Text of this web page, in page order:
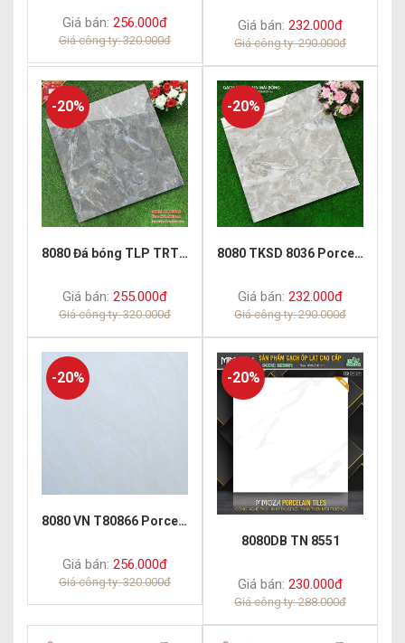
Giá bán: 256.000đ
Giá công ty: 320.000đ
Giá bán: 232.000đ
Giá công ty: 290.000đ
-20%
8080 Đá bóng TLP TRT 8809
Giá bán: 255.000đ
Giá công ty: 320.000đ
-20%
8080 TKSD 8036 Porcelain Polish
Giá bán: 232.000đ
Giá công ty: 290.000đ
-20%
8080 VN T80866 Porcelain Polish
Giá bán: 256.000đ
Giá công ty: 320.000đ
-20%
8080DB TN 8551
Giá bán: 230.000đ
Giá công ty: 288.000đ